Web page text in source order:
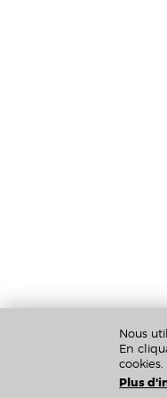
Nous
En
cookies.
Plus